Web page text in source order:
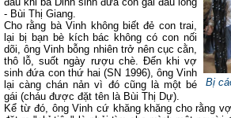
Bị
- Bùi Thị Giang.
Cho rằng bà Vinh không biết đẻ con trai,
lại bị bạn bè kích bác không có con nối
dõi, ông Vinh bỗng nhiên trở nên cục cằn,
thô lỗ, suốt ngày rượu chè. Đến khi vợ
sinh đứa con thứ hai (SN 1996), ông Vinh
lại càng chán nản vì đó cũng là một bé
gái (cháu được đặt tên là Bùi Thị Dự).
Kể từ đó, ông Vinh cứ khăng khăng cho rằng